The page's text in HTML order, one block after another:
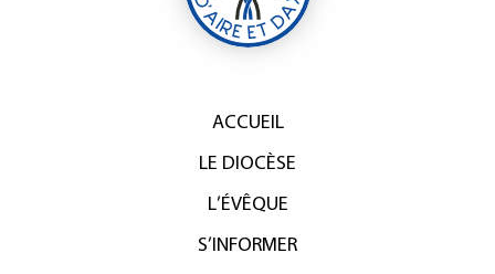
ACCUEIL
LE DIOCÈSE
L’ÉVÊQUE
S’INFORMER